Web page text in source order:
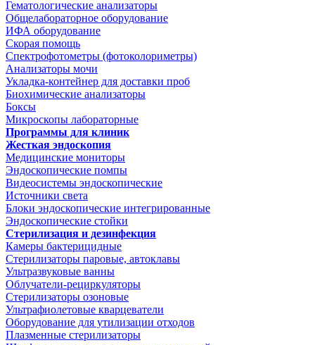
Гематологические анализаторы
Общелабораторное оборудование
ИФА оборудование
Скорая помощь
Спектрофотометры (фотоколориметры)
Анализаторы мочи
Укладка-контейнер для доставки проб
Биохимические анализаторы
Боксы
Микроскопы лабораторные
Программы для клиник
Жесткая эндоскопия
Медицинские мониторы
Эндоскопические помпы
Видеосистемы эндоскопические
Источники света
Блоки эндоскопические интегрированные
Эндоскопические стойки
Стерилизация и дезинфекция
Камеры бактерицидные
Стерилизаторы паровые, автоклавы
Ультразвуковые ванны
Облучатели-рециркуляторы
Стерилизаторы озоновые
Ультрафиолетовые кварцеватели
Оборудование для утилизации отходов
Плазменные стерилизаторы